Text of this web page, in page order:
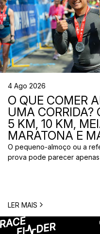
4 Ago 2026
O QUE COMER
UMA CORRIDA?
5 KM, 10 KM,
MARATONA E
O pequeno-almoço ou a
prova pode parecer apenas
corredores: o que comer
A […]
LER MAIS